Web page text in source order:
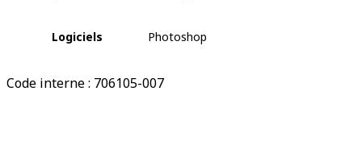
Logiciels Photoshop
Code interne : 706105-007